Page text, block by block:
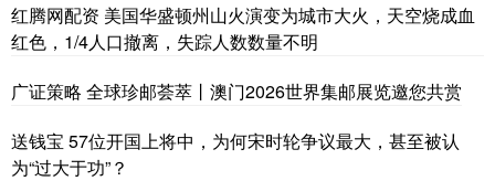
红腾网配资 美国华盛顿州山火演变为城市大火，天空烧成血
红色，1/4人口撤离，失踪人数数量不明
广证策略 全球珍邮荟萃丨澳门2026世界集邮展览邀您共赏
送钱宝 57位开国上将中，为何宋时轮争议最大，甚至被认
为“过大于功”？